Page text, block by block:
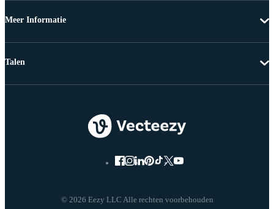
Meer Informatie
© 2026 Eezy LLC Alle rechten voorbehouden
Talen